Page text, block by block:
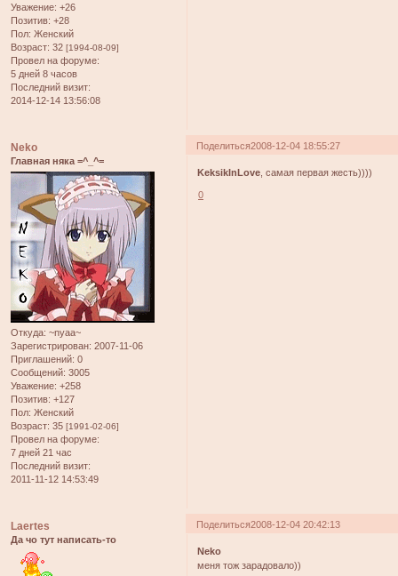
Уважение: +26
Позитив: +28
Пол: Женский
Возраст: 32 [1994-08-09]
Провел на форуме:
5 дней 8 часов
Последний визит:
2014-12-14 13:56:08
Поделиться2008-12-04 18:55:27
Neko
Главная няка =^_^=
Откуда: ~nyaa~
Зарегистрирован: 2007-11-06
Приглашений: 0
Сообщений: 3005
Уважение: +258
Позитив: +127
Пол: Женский
Возраст: 35 [1991-02-06]
Провел на форуме:
7 дней 21 час
Последний визит:
2011-11-12 14:53:49
KeksikInLove , самая первая жесть))))
0
Поделиться2008-12-04 20:42:13
Laertes
Да чо тут написать-то
Neko
меня тож зарадовало))